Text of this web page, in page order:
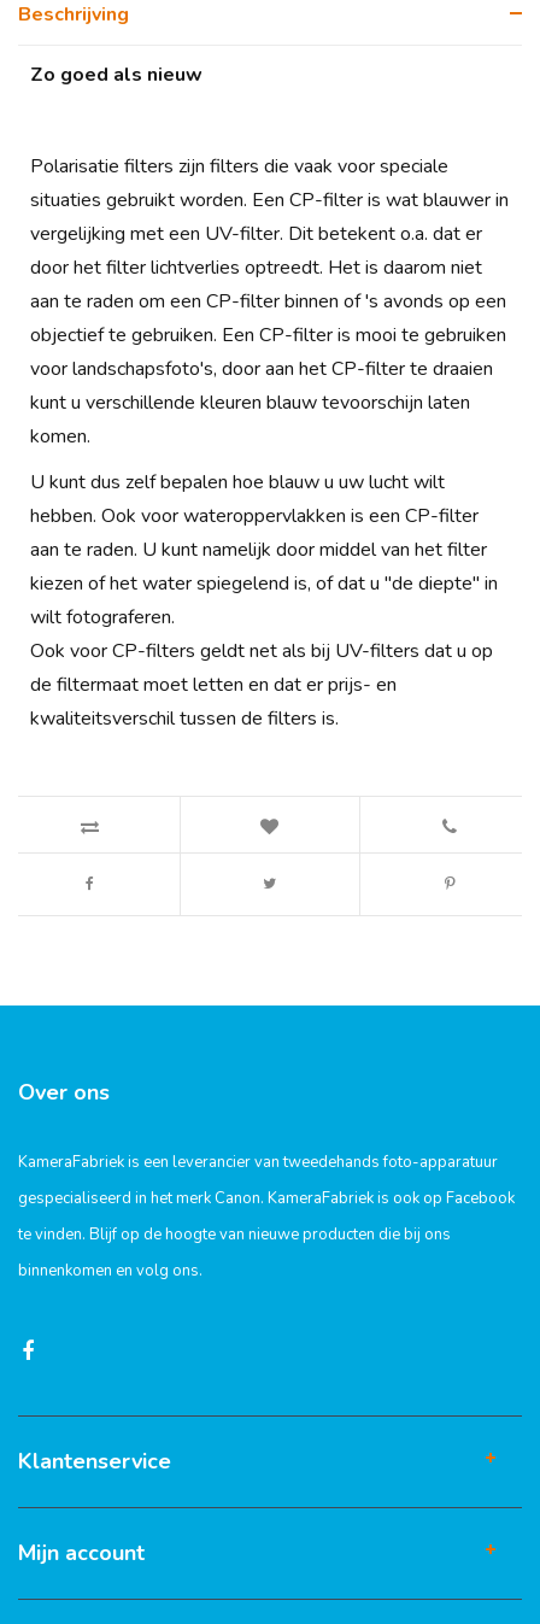
Beschrijving
Zo goed als nieuw
Polarisatie filters zijn filters die vaak voor speciale
situaties gebruikt worden. Een CP-filter is wat blauwer in
vergelijking met een UV-filter. Dit betekent o.a. dat er
door het filter lichtverlies optreedt. Het is daarom niet
aan te raden om een CP-filter binnen of 's avonds op een
objectief te gebruiken. Een CP-filter is mooi te gebruiken
voor landschapsfoto's, door aan het CP-filter te draaien
kunt u verschillende kleuren blauw tevoorschijn laten
komen.
U kunt dus zelf bepalen hoe blauw u uw lucht wilt
hebben. Ook voor wateroppervlakken is een CP-filter
aan te raden. U kunt namelijk door middel van het filter
kiezen of het water spiegelend is, of dat u "de diepte" in
wilt fotograferen.
Ook voor CP-filters geldt net als bij UV-filters dat u op
de filtermaat moet letten en dat er prijs- en
kwaliteitsverschil tussen de filters is.
Over ons
KameraFabriek is een leverancier van tweedehands foto-apparatuur
gespecialiseerd in het merk Canon. KameraFabriek is ook op Facebook
te vinden. Blijf op de hoogte van nieuwe producten die bij ons
binnenkomen en volg ons.
Klantenservice
Mijn account